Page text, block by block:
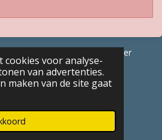
cookies voor analyse-
van advertenties.
maken van de site gaat
Bijdragen Marc Van Acker